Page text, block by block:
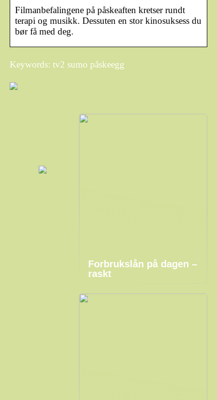
Filmanbefalingene på påskeaften kretser rundt
terapi og musikk. Dessuten en stor kinosuksess du
bør få med deg.
Keywords: tv2 sumo påskeegg
Forbrukslån på dagen –
raskt